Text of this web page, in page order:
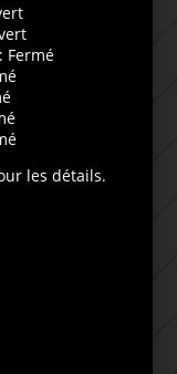
Fermé
les détails.